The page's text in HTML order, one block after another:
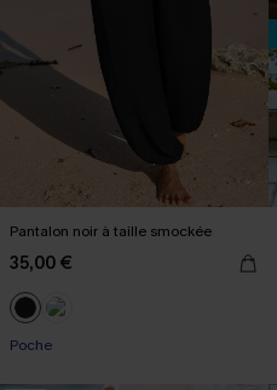
Pantalon noir à taille smockée
35,00 €
Poche